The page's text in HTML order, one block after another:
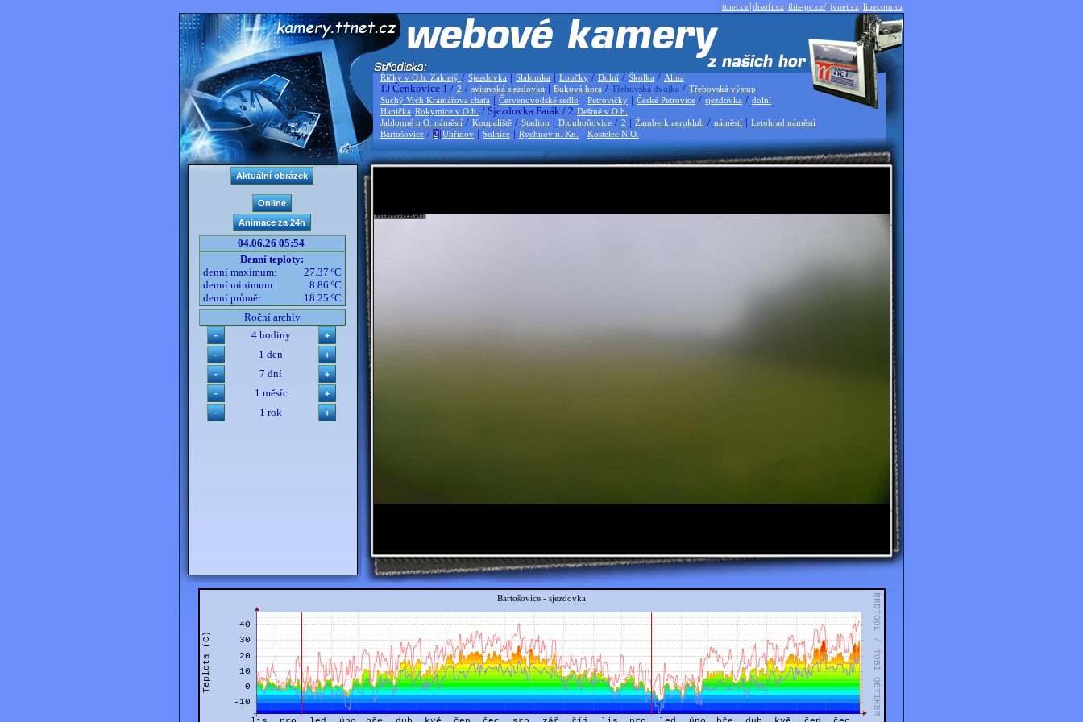
|ttnet.cz|thsoft.cz|ibis-pc.cz/|jvnet.cz|linecom.cz
Říčky v O.h. Zakletý / Sjezdovka | Slalomka | Loučky / Dolní / Školka / Alma
TJ Čenkovice 1 / 2 / svitavská sjezdovka | Buková hora / Třebovská dvojka / Třebovská výstup
Suchý Vrch Kramářova chata | Červenovodské sedlo | Petrovičky | České Petrovice / sjezdovka / dolní
Hanička |Rokytnice v O.h. / Sjezdovka Farák / 2|Deštné v O.h.
Jablonné n O. náměstí / Koupaliště / Stadion | Dlouhoňovice / 2 | Žamberk aeroklub / náměstí | Letohrad náměstí
Bartošovice / 2 |Uhřínov | Solnice | Rychnov n. Kn. | Kostelec N.O.
04.06.26 05:54
Denní teploty:
denní maximum:
27.37 ºC
denní minimum:
8.86 ºC
denní průměr:
18.25 ºC
Roční archiv
4 hodiny
1 den
7 dní
1 měsíc
1 rok